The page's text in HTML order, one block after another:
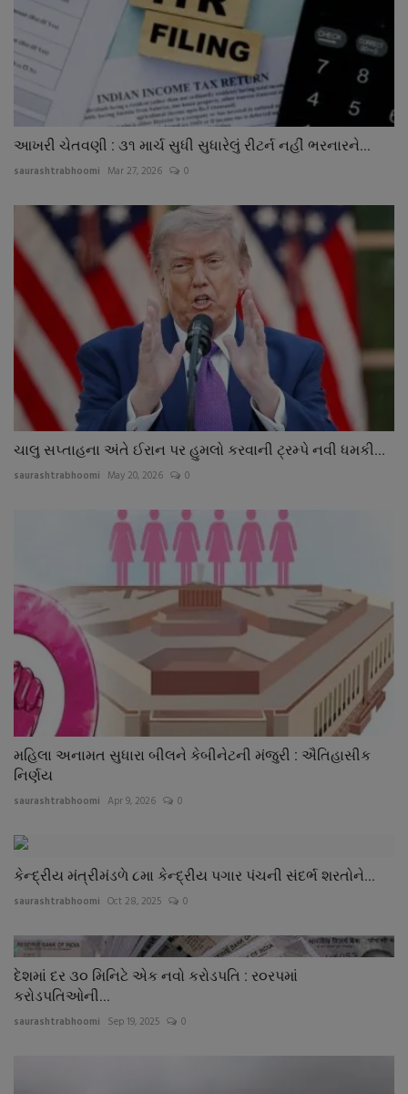
આખરી ચેતવણી : ૩૧ માર્ચ સુધી સુધારેલું રીટર્ન નહીં ભરનારને...
saurashtrabhoomi Mar 27, 2026 0
ચાલુ સપ્તાહના અંતે ઈરાન પર હુમલો કરવાની ટ્રમ્પે નવી ધમકી...
saurashtrabhoomi May 20, 2026 0
મહિલા અનામત સુધારા બીલને કેબીનેટની મંજુરી : ઐતિહાસીક
નિર્ણય
saurashtrabhoomi Apr 9, 2026 0
કેન્દ્રીય મંત્રીમંડળે ૮મા કેન્દ્રીય પગાર પંચની સંદર્ભ શરતોને...
saurashtrabhoomi Oct 28, 2025 0
દેશમાં દર ૩૦ મિનિટે એક નવો કરોડપતિ : ર૦રપમાં
કરોડપતિઓની...
saurashtrabhoomi Sep 19, 2025 0